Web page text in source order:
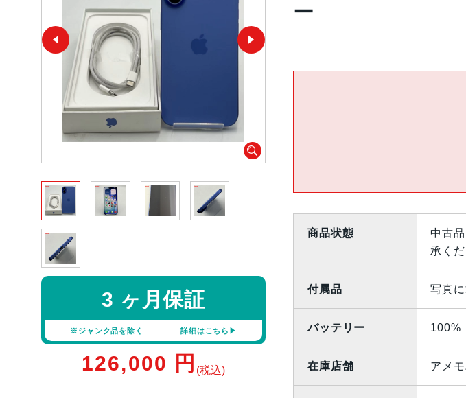
ー
3 ヶ月保証
※ジャンク品を除く 詳細はこちら
126,000 円 (税込)
商品状態
中古
承くだ
付属品 写真
バッテリー 100%
在庫店舗 アメ